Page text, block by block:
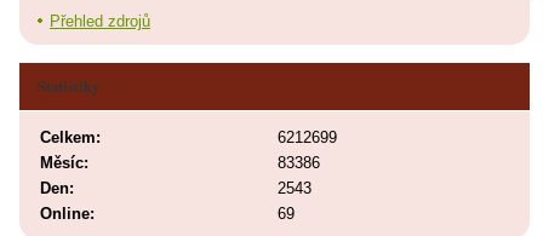
Přehled zdrojů
Statistiky
Online: 69
Celkem:
6212699
Měsíc:
83386
Den:
2543